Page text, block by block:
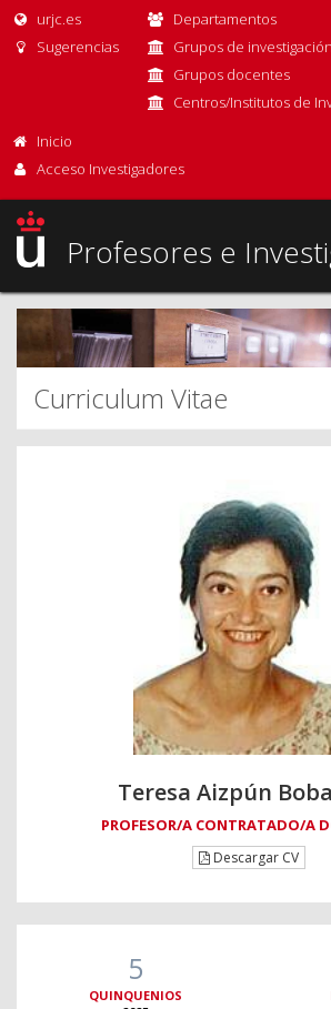
urjc.es
Sugerencias
Departamentos
Grupos de investigación
Grupos docentes
Centros/Institutos de
Inicio
Acceso Investigadores
Profesores e
Curriculum Vitae
Teresa Aizpún
PROFESOR/A CONTRATADO/A
Descargar CV
5
QUINQUENIOS